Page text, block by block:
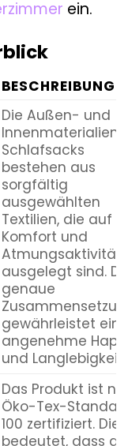
ein.
BESCHREIBUNG
Die Außen- und
Innenmaterialien
Schlafsacks
bestehen aus
sorgfältig
ausgewählten
Textilien, die auf
Komfort und
Atmungsaktivität
ausgelegt sind.
genaue
gewährleistet eine
angenehme
und Langlebigkeit.
Das Produkt ist
Öko-Tex-
100 zertifiziert. Dies
bedeutet, dass